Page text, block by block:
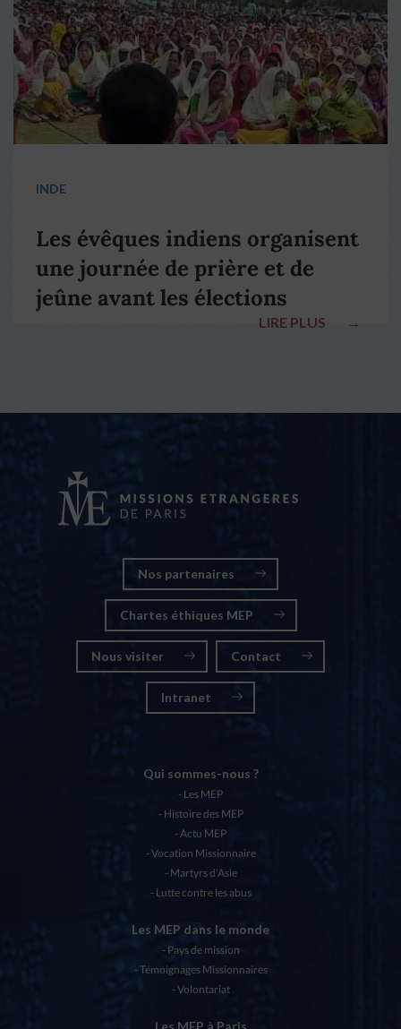
INDE
Les évêques indiens organisent
une journée de prière et de
jeûne avant les élections
LIRE PLUS →
Nos partenaires
Chartes éthiques MEP
Nous visiter Contact
Intranet
Qui sommes-nous ?
Les MEP
Histoire des MEP
Actu MEP
Vocation Missionnaire
Martyrs d’Asie
Lutte contre les abus
Les MEP dans le monde
Pays de mission
Témoignages Missionnaires
Volontariat